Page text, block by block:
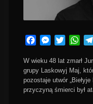
FacebookMessenger
Twitter
W wieku 48 lat zmarł
grupy Laskowyj Maj,
pozostaje utwór
przyczyną śmierci był